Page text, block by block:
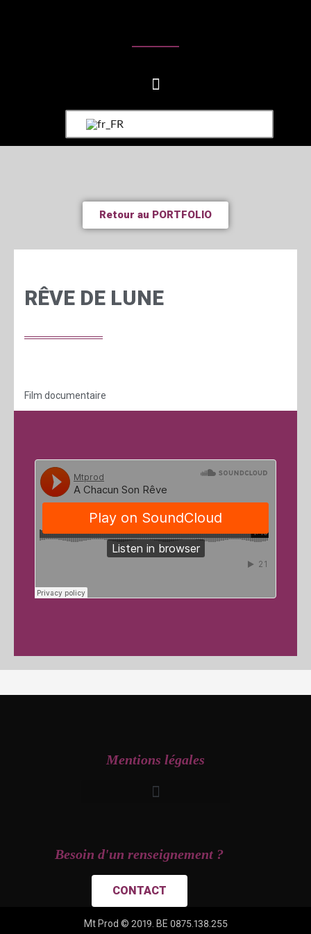
Retour au PORTFOLIO
RÊVE DE LUNE
Film documentaire
Mentions légales
Besoin d'un renseignement ?
CONTACT
Mt Prod © 2019. BE 0875.138.255